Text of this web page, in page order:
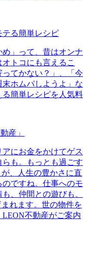
る簡単レシピ
め」って、昔はオンナ
トコにも言えるこ
てかない？」、「今
ホムパしようよ」な
簡単レシピを人気料
産」
にお金をかけてゲス
らも。もっとも過ごす
、人生の豊かさに直
ですね。仕事へのモ
、仲間との遊びも、
れます。世の物件を
不動産がご案内